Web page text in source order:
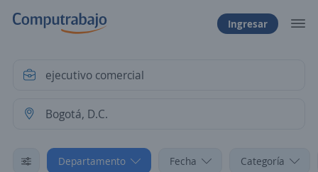
Ingresar
Departamento Fecha Categoría